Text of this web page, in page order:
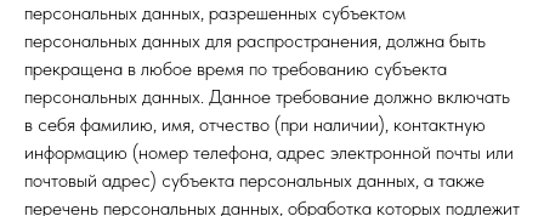
персональных данных, разрешенных субъектом
персональных данных для распространения, должна быть
прекращена в любое время по требованию субъекта
персональных данных. Данное требование должно включать
в себя фамилию, имя, отчество (при наличии), контактную
информацию (номер телефона, адрес электронной почты или
почтовый адрес) субъекта персональных данных, а также
перечень персональных данных, обработка которых подлежит